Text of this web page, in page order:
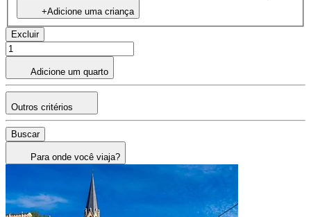
+Adicione uma criança
Excluir
Adicione um quarto
Outros critérios
Buscar
Para onde você viaja?